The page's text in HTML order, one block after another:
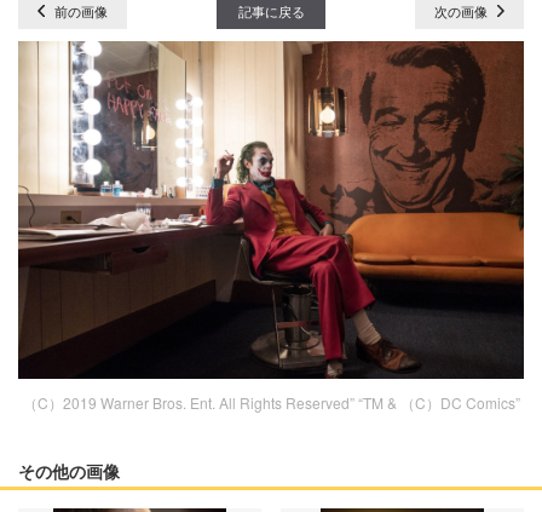
前の画像 記事に戻る 次の画像
（C）2019 Warner Bros. Ent. All Rights Reserved” “TM & （C）DC Comics”
その他の画像